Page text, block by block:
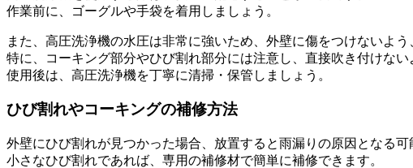
作業前に、ゴーグルや手袋を着用しましょう。
また、高圧洗浄機の水圧は非常に強いため、外壁に傷をつけないよ
特に、コーキング部分やひび割れ部分には注意し、直接吹き付けない
使用後は、高圧洗浄機を丁寧に清掃・保管しましょう。
ひび割れやコーキングの補修方法
外壁にひび割れが見つかった場合、放置すると雨漏りの原因となる可
小さなひび割れであれば、専用の補修材で簡単に補修できます。